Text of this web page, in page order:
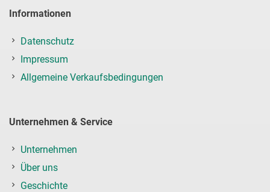
Informationen
Datenschutz
Impressum
Allgemeine Verkaufsbedingungen
Unternehmen & Service
Unternehmen
Über uns
Geschichte